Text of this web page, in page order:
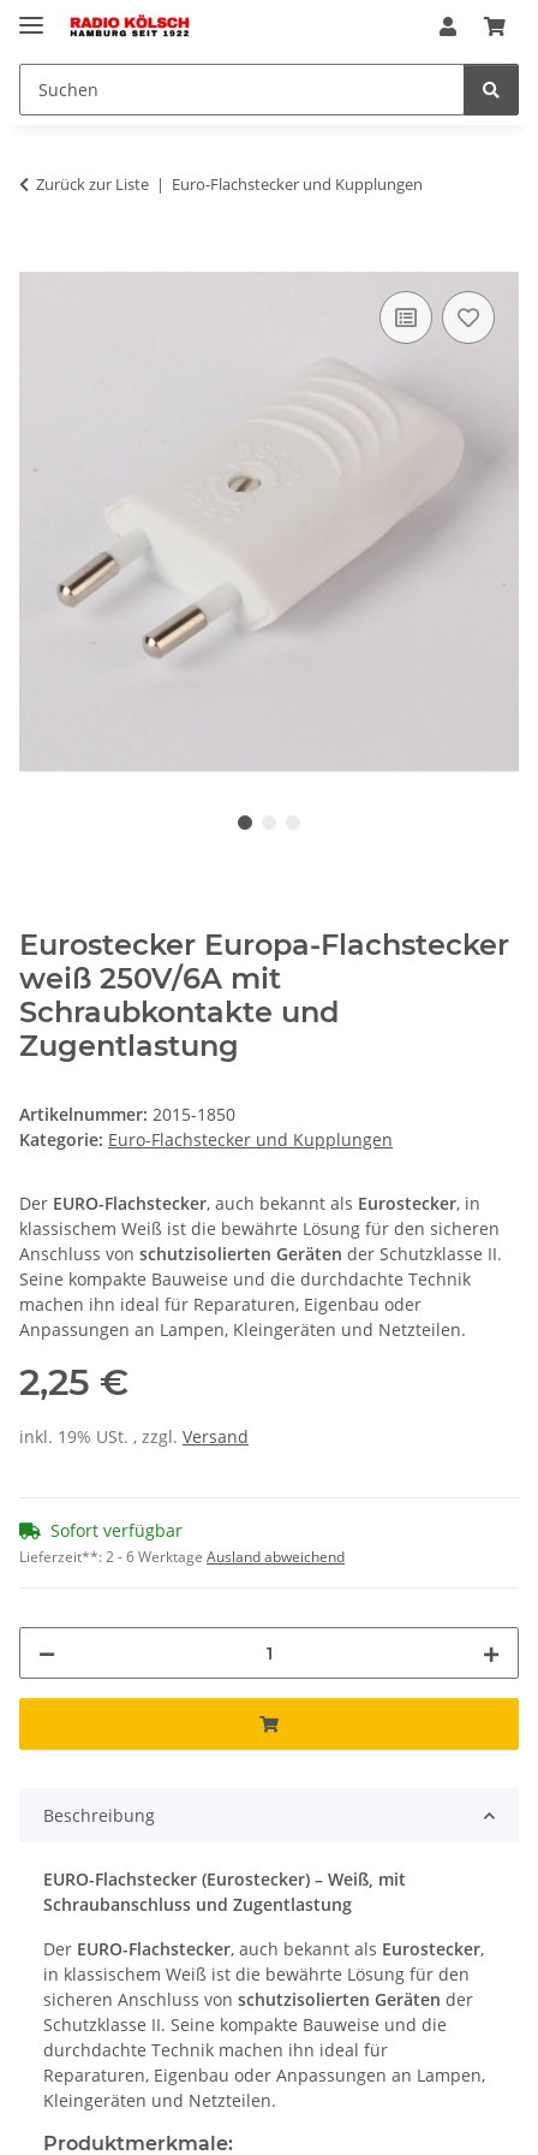
Zurück zur Liste Euro-Flachstecker und Kupplungen
Eurostecker Europa-Flachstecker
weiß 250V/6A mit
Schraubkontakte und
Zugentlastung
Artikelnummer: 2015-1850
Kategorie: Euro-Flachstecker und Kupplungen
Der EURO-Flachstecker, auch bekannt als Eurostecker, in
klassischem Weiß ist die bewährte Lösung für den sicheren
Anschluss von schutzisolierten Geräten der Schutzklasse II.
Seine kompakte Bauweise und die durchdachte Technik
machen ihn ideal für Reparaturen, Eigenbau oder
Anpassungen an Lampen, Kleingeräten und Netzteilen.
2,25 €
inkl. 19% USt. , zzgl. Versand
Sofort verfügbar
Lieferzeit**:2 - 6 Werktage Ausland abweichend
Beschreibung
EURO-Flachstecker (Eurostecker) – Weiß, mit
Schraubanschluss und Zugentlastung
Der EURO-Flachstecker, auch bekannt als Eurostecker,
in klassischem Weiß ist die bewährte Lösung für den
sicheren Anschluss von schutzisolierten Geräten der
Schutzklasse II. Seine kompakte Bauweise und die
durchdachte Technik machen ihn ideal für
Reparaturen, Eigenbau oder Anpassungen an Lampen,
Kleingeräten und Netzteilen.
Produktmerkmale: